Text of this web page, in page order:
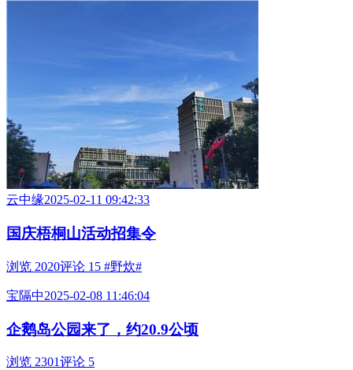
云中缘2025-02-11 09:42:33
国庆梧桐山活动招集令
浏览 2020评论 15 #野炊#
宝隔中2025-02-08 11:46:04
企鹅岛公园来了，约20.9公顷
浏览 2301评论 5